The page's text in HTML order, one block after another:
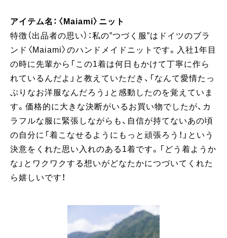
アイテム名：〈Maiami〉ニット
特徴（出品者の思い）：私の”つづく服”はドイツのブラ
ンド〈Maiami〉のハンドメイドニットです。入社1年目
の時に先輩から「この1着は何日もかけて丁寧に作ら
れているんだよ」と教えていただき、「なんて愛情たっ
ぷりなお洋服なんだろう」と感動したのを覚えていま
す。価格的に大きな決断がいるお買い物でしたが、カ
ラフルな服に緊張しながらも、自信が持てないあの頃
の自分に「着こなせるようにもっと頑張ろう！」という
決意をくれた思い入れのある1着です。「どう着ようか
な」とワクワクする想いがどなたかにつづいてくれた
ら嬉しいです！